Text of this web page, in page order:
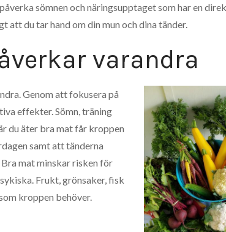
sömnen och näringsupptaget som har en
du tar hand om din mun och dina tänder.
varandra
Genom att fokusera på
effekter. Sömn, träning
du äter bra mat får kroppen
samt att tänderna
mat minskar risken för
Frukt, grönsaker, fisk
kroppen behöver.